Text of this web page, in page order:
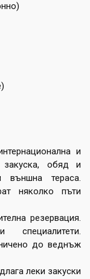
и
закуска, обяд и
тераса.
няколко пъти
резервация.
до веднъж
леки закуски